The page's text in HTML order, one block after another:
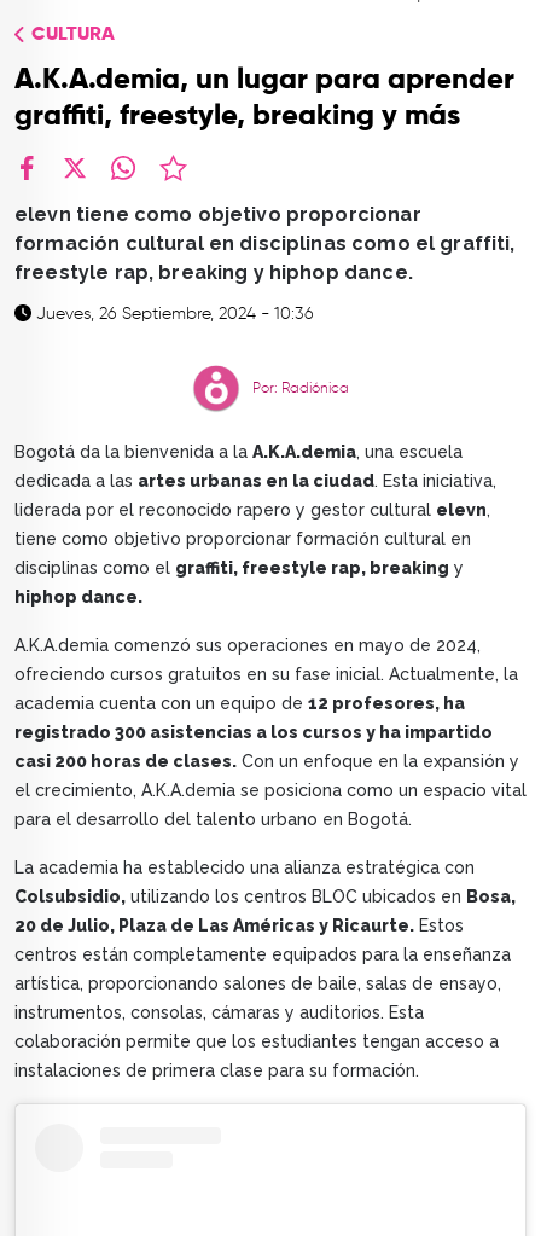
CONTACTO
CULTURA
A.K.A.demia, un lugar para aprender
graffiti, freestyle, breaking y más
elevn tiene como objetivo proporcionar
formación cultural en disciplinas como el graffiti,
freestyle rap, breaking y hiphop dance.
Jueves, 26 Septiembre, 2024 - 10:36
Por: Radiónica
Bogotá da la bienvenida a la A.K.A.demia, una escuela
dedicada a las artes urbanas en la ciudad. Esta iniciativa,
liderada por el reconocido rapero y gestor cultural elevn,
tiene como objetivo proporcionar formación cultural en
disciplinas como el graffiti, freestyle rap, breaking y
hiphop dance.
A.K.A.demia comenzó sus operaciones en mayo de 2024,
ofreciendo cursos gratuitos en su fase inicial. Actualmente, la
academia cuenta con un equipo de 12 profesores, ha
registrado 300 asistencias a los cursos y ha impartido
casi 200 horas de clases. Con un enfoque en la expansión y
el crecimiento, A.K.A.demia se posiciona como un espacio vital
para el desarrollo del talento urbano en Bogotá.
La academia ha establecido una alianza estratégica con
Colsubsidio, utilizando los centros BLOC ubicados en Bosa,
20 de Julio, Plaza de Las Américas y Ricaurte. Estos
centros están completamente equipados para la enseñanza
artística, proporcionando salones de baile, salas de ensayo,
instrumentos, consolas, cámaras y auditorios. Esta
colaboración permite que los estudiantes tengan acceso a
instalaciones de primera clase para su formación.